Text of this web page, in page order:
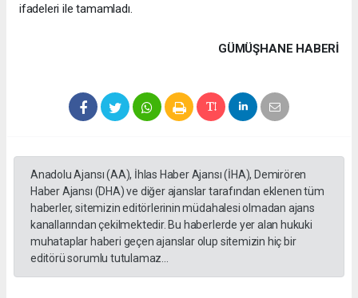
ifadeleri ile tamamladı.
GÜMÜŞHANE HABERİ
Anadolu Ajansı (AA), İhlas Haber Ajansı (İHA), Demirören
Haber Ajansı (DHA) ve diğer ajanslar tarafından eklenen tüm
haberler, sitemizin editörlerinin müdahalesi olmadan ajans
kanallarından çekilmektedir. Bu haberlerde yer alan hukuki
muhataplar haberi geçen ajanslar olup sitemizin hiç bir
editörü sorumlu tutulamaz...